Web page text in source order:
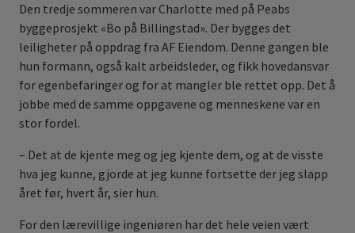
Den tredje sommeren var Charlotte med på Peabs
byggeprosjekt «Bo på Billingstad». Der bygges det
leiligheter på oppdrag fra AF Eiendom. Denne gangen ble
hun formann, også kalt arbeidsleder, og fikk hovedansvar
for egenbefaringer og for at mangler ble rettet opp. Det å
jobbe med de samme oppgavene og menneskene var en
stor fordel.
– Det at de kjente meg og jeg kjente dem, og at de visste
hva jeg kunne, gjorde at jeg kunne fortsette der jeg slapp
året før, hvert år, sier hun.
For den lærevillige ingeniøren har det hele veien vært